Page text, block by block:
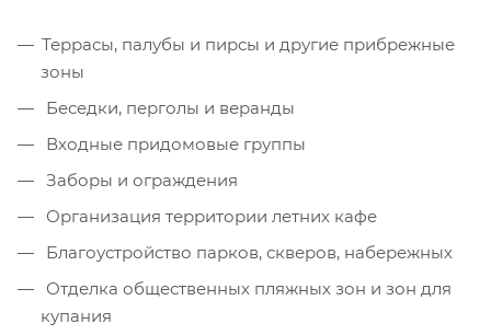
Террасы, палубы и пирсы и другие прибрежные
зоны
Беседки, перголы и веранды
Входные придомовые группы
Заборы и ограждения
Организация территории летних кафе
Благоустройство парков, скверов, набережных
Отделка общественных пляжных зон и зон для
купания